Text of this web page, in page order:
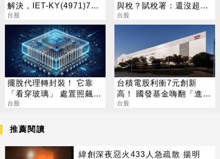
解決，IET-KY(4971)7月
營收1.05億元，重拾成長
動能
台股
與稅？賦稅署：還沒超過
免稅門檻
台股
擺脫代理轉封裝！ 它靠
「看穿玻璃」 處置照飆2
漲停
台股
台積電股利衝7元創新
高！ 國發基金嗨翻「進帳
115億」
台股
推薦閱讀
緯創深夜惡火433人急疏散 揚明